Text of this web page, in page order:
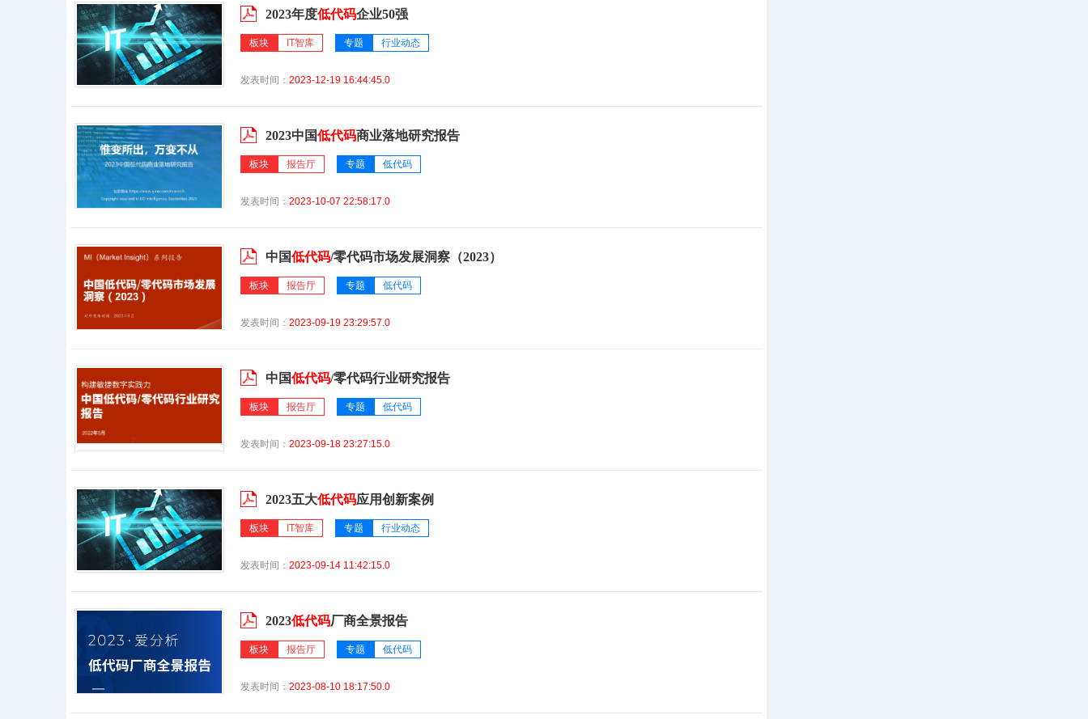
2023年度低代码企业50强
板块 IT智库 专题 行业动态
发表时间： 2023-12-19 16:44:45.0
2023中国低代码商业落地研究报告
板块 报告厅 专题 低代码
发表时间： 2023-10-07 22:58:17.0
中国低代码/零代码市场发展洞察（2023）
板块 报告厅 专题 低代码
发表时间： 2023-09-19 23:29:57.0
中国低代码/零代码行业研究报告
板块 报告厅 专题 低代码
发表时间： 2023-09-18 23:27:15.0
2023五大低代码应用创新案例
板块 IT智库 专题 行业动态
发表时间： 2023-09-14 11:42:15.0
2023低代码厂商全景报告
板块 报告厅 专题 低代码
发表时间： 2023-08-10 18:17:50.0